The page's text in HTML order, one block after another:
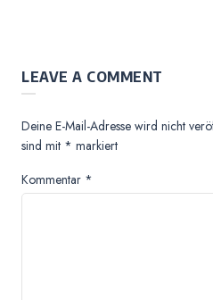
LEAVE A COMMENT
Deine E-Mail-Adresse wird nicht
sind mit * markiert
Kommentar *